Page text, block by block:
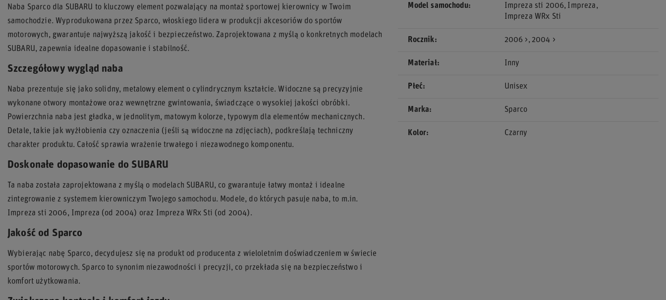
Naba Sparco dla SUBARU to kluczowy element pozwalający na montaż sportowej kierownicy w Twoim
samochodzie. Wyprodukowana przez Sparco, włoskiego lidera w produkcji akcesoriów do sportów
motorowych, gwarantuje najwyższą jakość i bezpieczeństwo. Zaprojektowana z myślą o konkretnych modelach
SUBARU, zapewnia idealne dopasowanie i stabilność.
Szczegółowy wygląd naba
Naba prezentuje się jako solidny, metalowy element o cylindrycznym kształcie. Widoczne są precyzyjnie
wykonane otwory montażowe oraz wewnętrzne gwintowania, świadczące o wysokiej jakości obróbki.
Powierzchnia naba jest gładka, w jednolitym, matowym kolorze, typowym dla elementów mechanicznych.
Detale, takie jak wyżłobienia czy oznaczenia (jeśli są widoczne na zdjęciach), podkreślają techniczny
charakter produktu. Całość sprawia wrażenie trwałego i niezawodnego komponentu.
Doskonałe dopasowanie do SUBARU
Ta naba została zaprojektowana z myślą o modelach SUBARU, co gwarantuje łatwy montaż i idealne
zintegrowanie z systemem kierowniczym Twojego samochodu. Modele, do których pasuje naba, to m.in.
Impreza sti 2006, Impreza (od 2004) oraz Impreza WRx Sti (od 2004).
Jakość od Sparco
Wybierając nabę Sparco, decydujesz się na produkt od producenta z wieloletnim doświadczeniem w świecie
sportów motorowych. Sparco to synonim niezawodności i precyzji, co przekłada się na bezpieczeństwo i
komfort użytkowania.
Model samochodu Impreza sti 2006 Impreza
Impreza WRx Sti
Rocznik 2006 > 2004 >
Materiał Inny
Płeć Unisex
Marka Sparco
Kolor Czarny